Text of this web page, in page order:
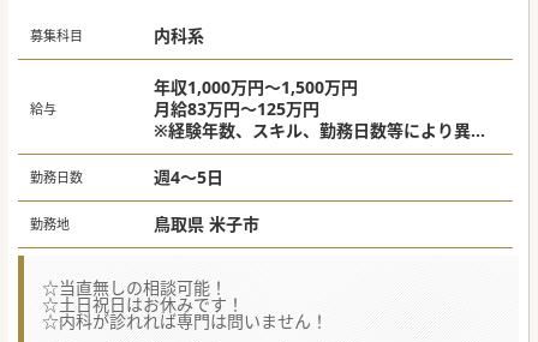
募集科目 内科系
給与
年収1,000万円～1,500万円
月給83万円～125万円
※経験年数、スキル、勤務日数等により異な
る
勤務日数 週4～5日
勤務地 鳥取県 米子市
☆当直無しの相談可能！
☆土日祝日はお休みです！
☆内科が診れれば専門は問いません！